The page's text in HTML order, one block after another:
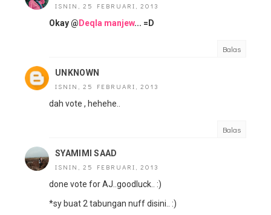
ISNIN, 25 FEBRUARI, 2013
Okay @ Deqla manjew... =D
Balas
UNKNOWN
ISNIN, 25 FEBRUARI, 2013
dah vote , hehehe..
Balas
SYAMIMI SAAD
ISNIN, 25 FEBRUARI, 2013
done vote for AJ..goodluck.. :)
*sy buat 2 tabungan nuff disini.. :)